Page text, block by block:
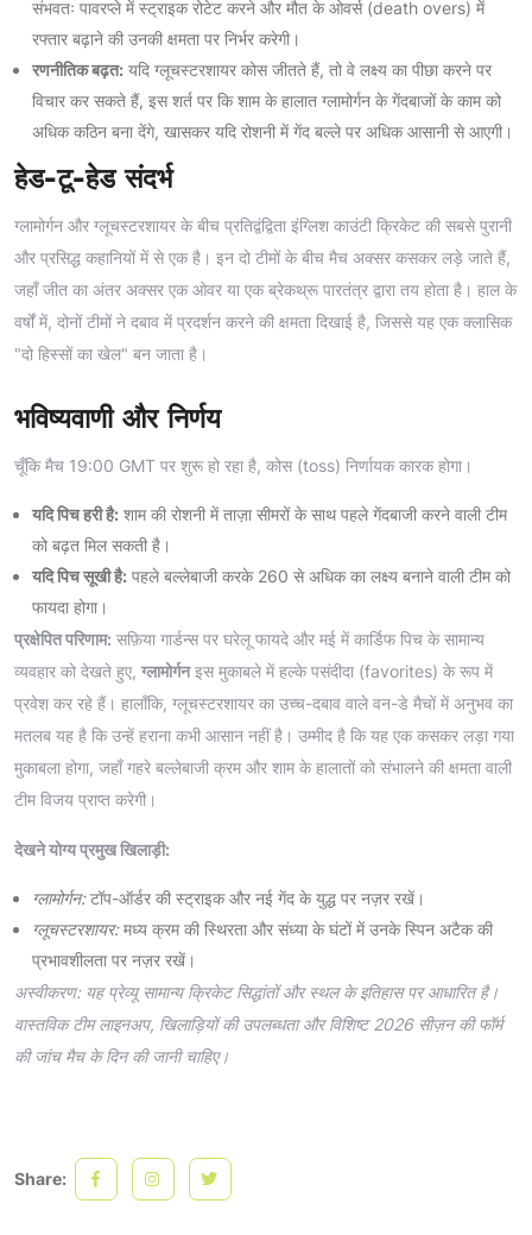
संभवतः पावरप्ले में स्ट्राइक रोटेट करने और मौत के ओवर्स (death overs) में
रफ्तार बढ़ाने की उनकी क्षमता पर निर्भर करेगी।
रणनीतिक बढ़त: यदि ग्लूचस्टरशायर कोस जीतते हैं, तो वे लक्ष्य का पीछा करने पर
विचार कर सकते हैं, इस शर्त पर कि शाम के हालात ग्लामोर्गन के गेंदबाजों के काम को
अधिक कठिन बना देंगे, खासकर यदि रोशनी में गेंद बल्ले पर अधिक आसानी से आएगी।
हेड-टू-हेड संदर्भ
ग्लामोर्गन और ग्लूचस्टरशायर के बीच प्रतिद्वंद्विता इंग्लिश काउंटी क्रिकेट की सबसे पुरानी
और प्रसिद्ध कहानियों में से एक है। इन दो टीमों के बीच मैच अक्सर कसकर लड़े जाते हैं,
जहाँ जीत का अंतर अक्सर एक ओवर या एक ब्रेकथ्रू पारतंत्र द्वारा तय होता है। हाल के
वर्षों में, दोनों टीमों ने दबाव में प्रदर्शन करने की क्षमता दिखाई है, जिससे यह एक क्लासिक
"दो हिस्सों का खेल" बन जाता है।
भविष्यवाणी और निर्णय
चूँकि मैच 19:00 GMT पर शुरू हो रहा है, कोस (toss) निर्णायक कारक होगा।
यदि पिच हरी है: शाम की रोशनी में ताज़ा सीमरों के साथ पहले गेंदबाजी करने वाली टीम
को बढ़त मिल सकती है।
यदि पिच सूखी है: पहले बल्लेबाजी करके 260 से अधिक का लक्ष्य बनाने वाली टीम को
फायदा होगा।
प्रक्षेपित परिणाम: सफ़िया गार्डन्स पर घरेलू फायदे और मई में कार्डिफ पिच के सामान्य
व्यवहार को देखते हुए, ग्लामोर्गनइस मुकाबले में हल्के पसंदीदा (favorites) के रूप में
प्रवेश कर रहे हैं। हालाँकि, ग्लूचस्टरशायर का उच्च-दबाव वाले वन-डे मैचों में अनुभव का
मतलब यह है कि उन्हें हराना कभी आसान नहीं है। उम्मीद है कि यह एक कसकर लड़ा गया
मुकाबला होगा, जहाँ गहरे बल्लेबाजी क्रम और शाम के हालातों को संभालने की क्षमता वाली
टीम विजय प्राप्त करेगी।
देखने योग्य प्रमुख खिलाड़ी:
ग्लामोर्गन:टॉप-ऑर्डर की स्ट्राइक और नई गेंद के युद्ध पर नज़र रखें।
ग्लूचस्टरशायर:मध्य क्रम की स्थिरता और संध्या के घंटों में उनके स्पिन अटैक की
प्रभावशीलता पर नज़र रखें।
अस्वीकरण: यह प्रेव्यू सामान्य क्रिकेट सिद्धांतों और स्थल के इतिहास पर आधारित है।
वास्तविक टीम लाइनअप, खिलाड़ियों की उपलब्धता और विशिष्ट 2026 सीज़न की फॉर्म
की जांच मैच के दिन की जानी चाहिए।
Share: